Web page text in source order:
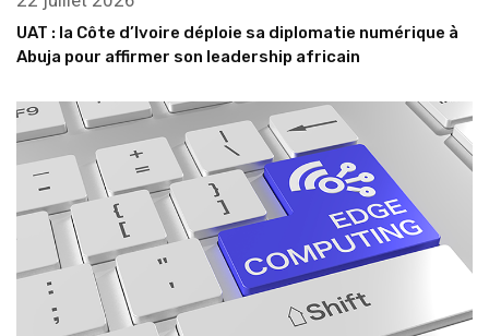
UAT : la Côte d’Ivoire déploie sa diplomatie numérique à
Abuja pour affirmer son leadership africain